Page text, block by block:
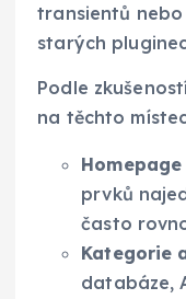
transientů
starých
Podle
na těchto
Homepage
prvků
často
Kategorie
databáze,